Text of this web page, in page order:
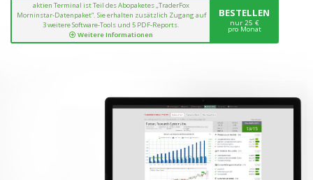
aktien Terminal ist Teil des Abopaketes „TraderFox
Morninstar-Datenpaket“. Sie erhalten zusätzlich Zugang auf
3 weitere Software-Tools und 5 PDF-Reports.
Weitere Informationen
BESTELLEN
nur 25 €
pro Monat